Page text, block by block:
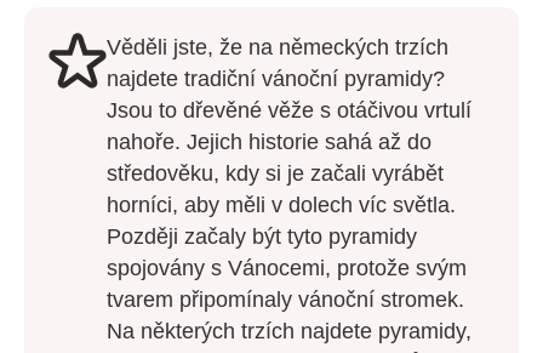
Věděli jste, že na německých trzích
najdete tradiční vánoční pyramidy?
Jsou to dřevěné věže s otáčivou vrtulí
nahoře. Jejich historie sahá až do
středověku, kdy si je začali vyrábět
horníci, aby měli v dolech víc světla.
Později začaly být tyto pyramidy
spojovány s Vánocemi, protože svým
tvarem připomínaly vánoční stromek.
Na některých trzích najdete pyramidy,